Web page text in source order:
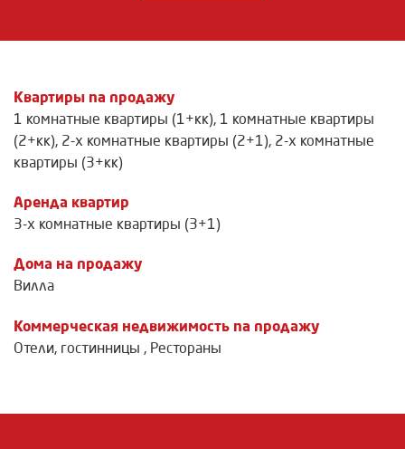
Квартиры na продажу
1 комнатные квартиры (1+кк), 1 комнатные квартиры
(2+кк), 2-х комнатные квартиры (2+1), 2-х комнатные
квартиры (3+кк)
Аренда квартир
3-х комнатные квартиры (3+1)
Дома на продажу
Вилла
Коммерческая недвижимость na продажу
Отели, гостинницы , Рестораны